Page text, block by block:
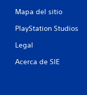
Mapa del sitio
PlayStation Studios
Legal
Acerca de SIE